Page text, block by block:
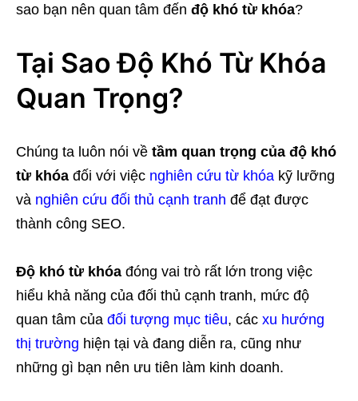
sao bạn nên quan tâm đến độ khó từ khóa?
Tại Sao Độ Khó Từ Khóa
Quan Trọng?
Chúng ta luôn nói về tầm quan trọng của độ khó
từ khóa đối với việc nghiên cứu từ khóa kỹ lưỡng
và nghiên cứu đối thủ cạnh tranh để đạt được
thành công SEO.
Độ khó từ khóa đóng vai trò rất lớn trong việc
hiểu khả năng của đối thủ cạnh tranh, mức độ
quan tâm của đối tượng mục tiêu, các xu hướng
thị trường hiện tại và đang diễn ra, cũng như
những gì bạn nên ưu tiên làm kinh doanh.